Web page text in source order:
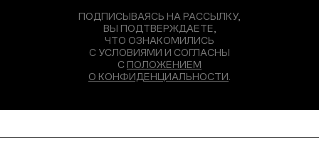
ПОДПИСЫВАЯСЬ НА РАССЫЛКУ,
ВЫ ПОДТВЕРЖДАЕТЕ,
ЧТО ОЗНАКОМИЛИСЬ
С УСЛОВИЯМИ И СОГЛАСНЫ
С ПОЛОЖЕНИЕМ
О КОНФИДЕНЦИАЛЬНОСТИ